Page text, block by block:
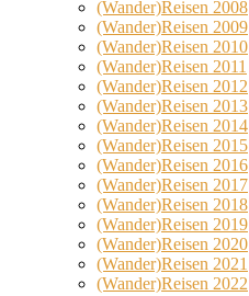
(Wander)Reisen 2008
(Wander)Reisen 2009
(Wander)Reisen 2010
(Wander)Reisen 2011
(Wander)Reisen 2012
(Wander)Reisen 2013
(Wander)Reisen 2014
(Wander)Reisen 2015
(Wander)Reisen 2016
(Wander)Reisen 2017
(Wander)Reisen 2018
(Wander)Reisen 2019
(Wander)Reisen 2020
(Wander)Reisen 2021
(Wander)Reisen 2022